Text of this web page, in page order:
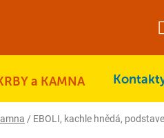
a KAMNA
/ EBOLI, kachle hnědá,